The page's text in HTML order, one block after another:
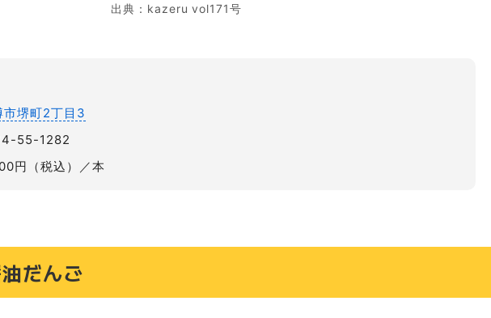
出典：kazeru vol171号
市堺町2丁目3
55-1282
円（税込）／本
だんご